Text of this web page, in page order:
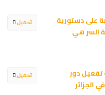
تحميل
دستورية
هي
تحميل
دور